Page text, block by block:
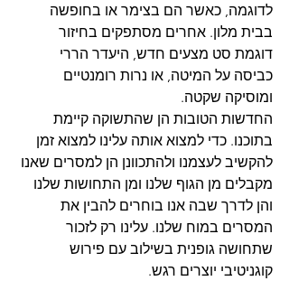
לדוגמה, כאשר הם בצימר או בחופשה
בבית מלון. אחרים מסתפקים בחיזור
דוגמת סט מצעים חדש, היעדר הררי
כביסה על המיטה, או נרות רומנטיים
ומוסיקה שקטה.
החדשות הטובות הן שהתשוקה קיימת
בתוכנו. כדי למצוא אותה עלינו למצוא זמן
להקשיב לעצמנו ולהתכוונן הן למסרים שאנו
מקבלים מן הגוף שלנו ומן התחושות שלנו
והן לדרך שבה אנו בוחרים להבין את
המסרים במוח שלנו. עלינו רק לזכור
שתחושה גופנית בשילוב עם פירוש
קוגניטיבי יוצרים רגש.